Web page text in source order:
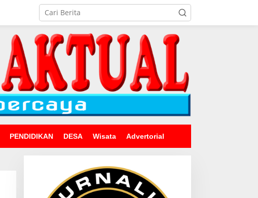
PENDIDIKAN DESA Wisata Advertorial